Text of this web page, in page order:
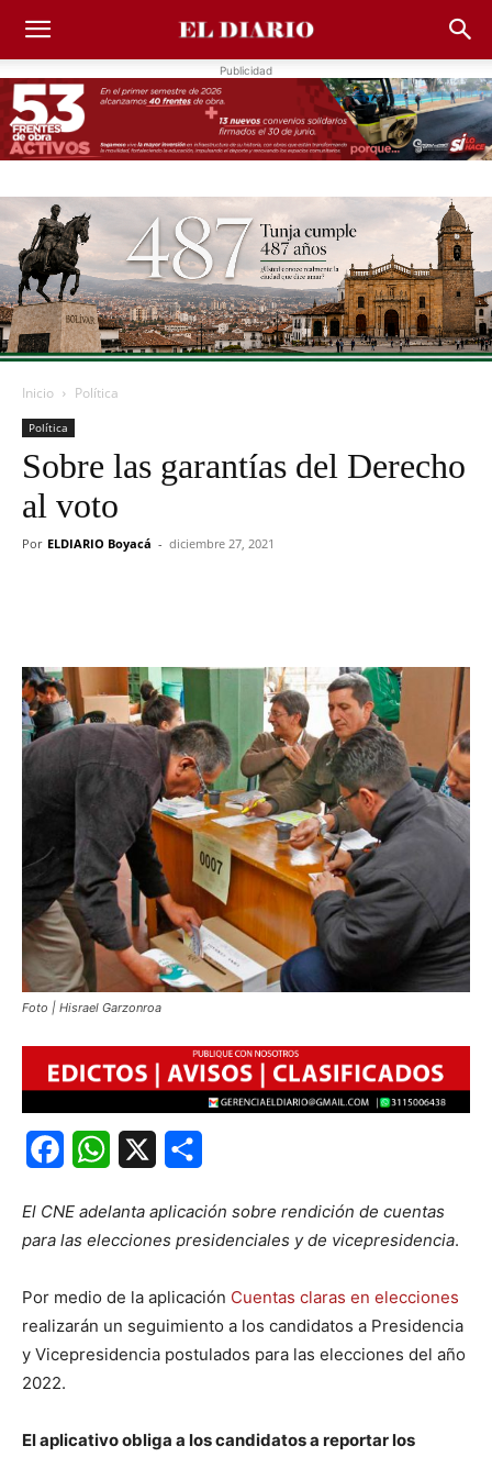
Publicidad
Inicio Política
Política
Sobre las garantías del Derecho
al voto
Por ELDIARIO Boyacá - diciembre 27, 2021
Foto | Hisrael Garzonroa
FacebookWhatsApp
El CNE adelanta aplicación sobre rendición de cuentas
para las elecciones presidenciales y de vicepresidencia.
Por medio de la aplicación Cuentas claras en elecciones
realizarán un seguimiento a los candidatos a Presidencia
y Vicepresidencia postulados para las elecciones del año
2022.
El aplicativo obliga a los candidatos a reportar los